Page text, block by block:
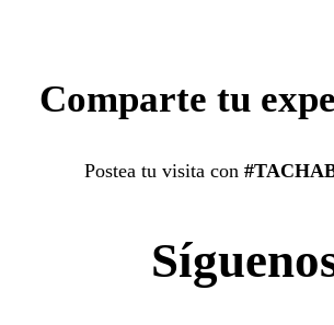
Comparte tu
Postea tu visita con